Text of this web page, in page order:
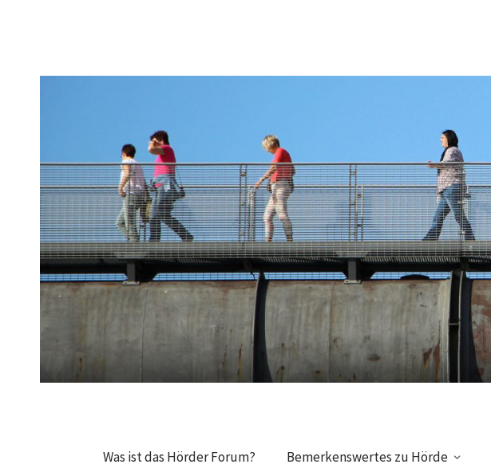
Was ist das Hörder Forum? Bemerkenswertes zu Hörde